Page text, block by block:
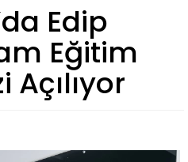
Edip
Eğitim
Açılıyor